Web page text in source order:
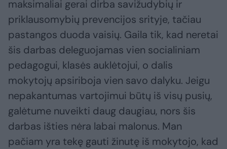
maksimaliai gerai dirba savižudybių ir
priklausomybių prevencijos srityje, tačiau
pastangos duoda vaisių. Gaila tik, kad neretai
šis darbas deleguojamas vien socialiniam
pedagogui, klasės auklėtojui, o dalis
mokytojų apsiriboja vien savo dalyku. Jeigu
nepakantumas vartojimui būtų iš visų pusių,
galėtume nuveikti daug daugiau, nors šis
darbas išties nėra labai malonus. Man
pačiam yra tekę gauti žinutę iš mokytojo, kad